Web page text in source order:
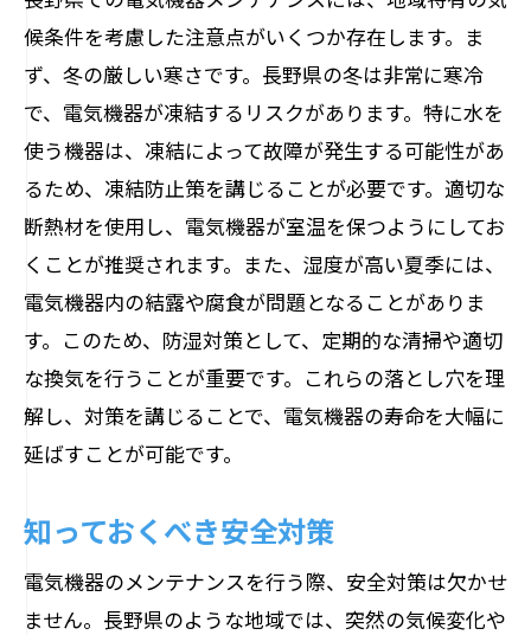
候条件を考慮した注意点がいくつか存在します。ま
ず、冬の厳しい寒さです。長野県の冬は非常に寒冷
で、電気機器が凍結するリスクがあります。特に水を
使う機器は、凍結によって故障が発生する可能性があ
るため、凍結防止策を講じることが必要です。適切な
断熱材を使用し、電気機器が室温を保つようにしてお
くことが推奨されます。また、湿度が高い夏季には、
電気機器内の結露や腐食が問題となることがありま
す。このため、防湿対策として、定期的な清掃や適切
な換気を行うことが重要です。これらの落とし穴を理
解し、対策を講じることで、電気機器の寿命を大幅に
延ばすことが可能です。
知っておくべき安全対策
電気機器のメンテナンスを行う際、安全対策は欠かせ
ません。長野県のような地域では、突然の気候変化や